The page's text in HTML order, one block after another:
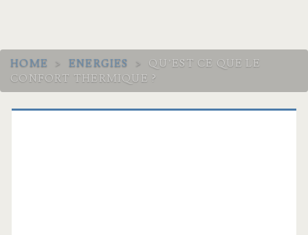
HOME > ENERGIES >
QU’EST CE QUE LE
CONFORT THERMIQUE ?